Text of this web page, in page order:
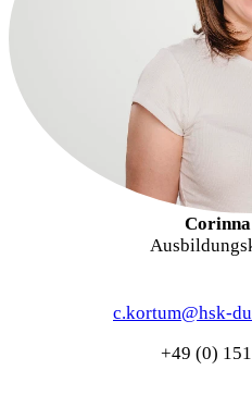
c.kortum@hsk-
+49 (0)